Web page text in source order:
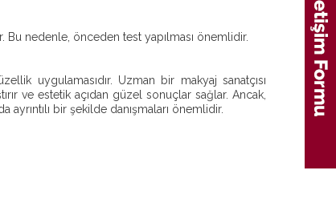
Bu nedenle, önceden test yapılması önemlidir.
uygulamasıdır. Uzman bir makyaj sanatçısı
ve estetik açıdan güzel sonuçlar sağlar. Ancak,
bir şekilde danışmaları önemlidir.